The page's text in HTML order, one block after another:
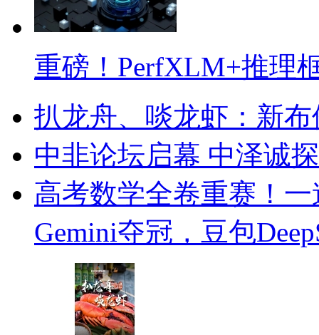
重磅！PerfXLM+推理
扒龙舟、啖龙虾：新
中非论坛启幕 中泽诚
高考数学全卷重赛！
Gemini夺冠，豆包